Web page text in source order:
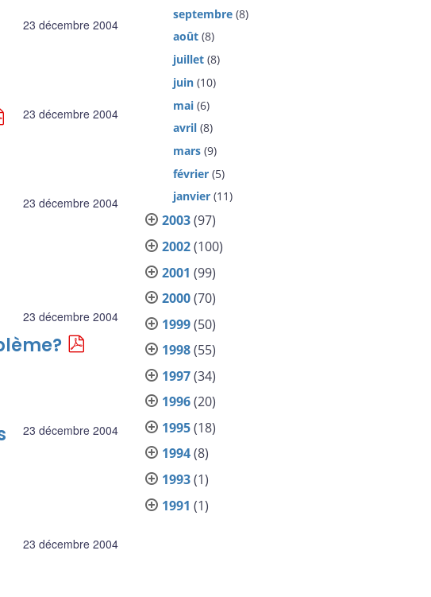
23 décembre 2004
23 décembre 2004
23 décembre 2004
23 décembre 2004
23 décembre 2004
23 décembre 2004
septembre (8)
août (8)
juillet (8)
juin (10)
mai (6)
avril (8)
mars (9)
février (5)
janvier (11)
2003(97)
2002(100)
2001 (99)
2000(70)
1999(50)
1998(55)
1997(34)
1996(20)
1995(18)
1994(8)
1993(1)
1991 (1)